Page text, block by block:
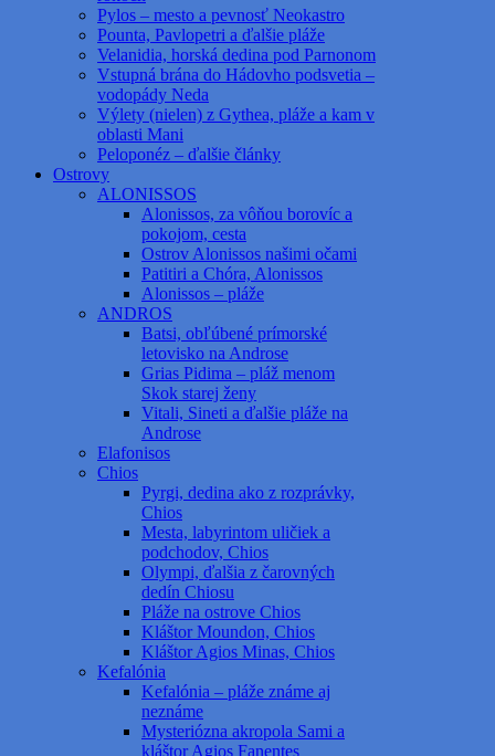
Pylos – mesto a pevnosť Neokastro
Pounta, Pavlopetri a ďalšie pláže
Velanidia, horská dedina pod Parnonom
Vstupná brána do Hádovho podsvetia –
vodopády Neda
Výlety (nielen) z Gythea, pláže a kam v
oblasti Mani
Peloponéz – ďalšie články
Ostrovy
ALONISSOS
Alonissos, za vôňou borovíc a
pokojom, cesta
Ostrov Alonissos našimi očami
Patitiri a Chóra, Alonissos
Alonissos – pláže
ANDROS
Batsi, obľúbené prímorské
letovisko na Androse
Grias Pidima – pláž menom
Skok starej ženy
Vitali, Sineti a ďalšie pláže na
Androse
Elafonisos
Chios
Pyrgi, dedina ako z rozprávky,
Chios
Mesta, labyrintom uličiek a
podchodov, Chios
Olympi, ďalšia z čarovných
dedín Chiosu
Pláže na ostrove Chios
Kláštor Moundon, Chios
Kláštor Agios Minas, Chios
Kefalónia
Kefalónia – pláže známe aj
neznáme
Mysteriózna akropola Sami a
kláštor Agios Fanentes